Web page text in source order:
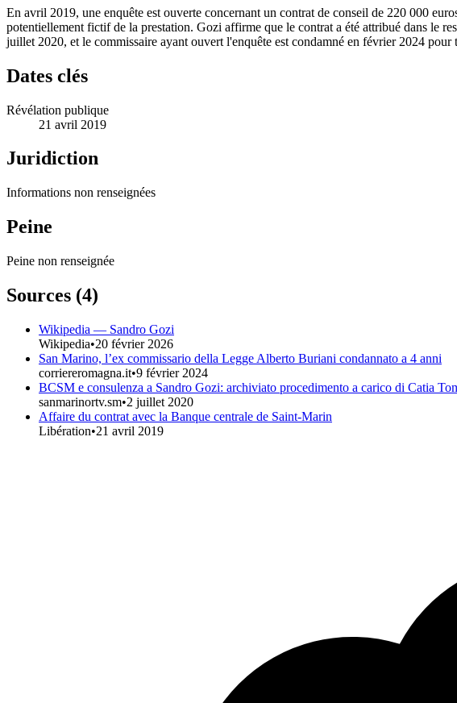
En avril 2019, une enquête est ouverte concernant un contrat de conseil de 220 000
potentiellement fictif de la prestation. Gozi affirme que le contrat a été attribué dans le
juillet 2020, et le commissaire ayant ouvert l'enquête est condamné en février 2024
Dates clés
Révélation publique
21 avril 2019
Juridiction
Informations non renseignées
Peine
Peine non renseignée
Sources (4)
Wikipedia — Sandro Gozi
Wikipedia•20 février 2026
San Marino, l’ex commissario della Legge Alberto Buriani condannato a 4 anni
corriereromagna.it•9 février 2024
BCSM e consulenza a Sandro Gozi: archiviato procedimento a carico di Catia
sanmarinortv.sm•2 juillet 2020
Affaire du contrat avec la Banque centrale de Saint-Marin
Libération•21 avril 2019